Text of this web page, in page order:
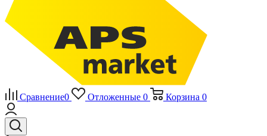
Сравнение0 Отложенные 0 Корзина 0